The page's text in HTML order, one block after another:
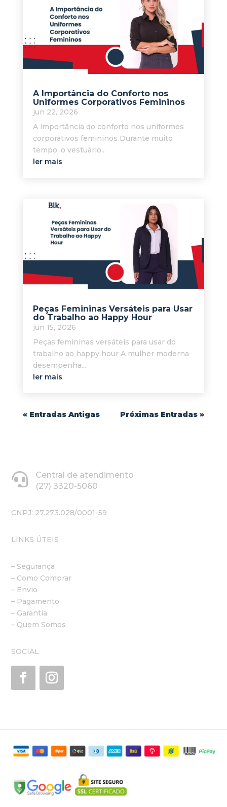
A Importância do Conforto nos
Uniformes Corporativos Femininos
jun 22, 2026
A importância do conforto nos uniformes
corporativos femininos Durante muito
tempo, o vestuário...
ler mais
Peças Femininas Versáteis para Usar
do Trabalho ao Happy Hour
jun 15, 2026
Peças femininas versáteis para usar do
trabalho ao happy hour A mulher moderna
desempenha...
ler mais
« Entradas Antigas Próximas Entradas »
Central de atendimento
(27) 3320-5060
CNPJ: 27.273.028/0001-59
LINKS ÚTEIS
– Segurança
– Como Comprar
– Envio
– Pagamento
– Garantia
– Quem Somos
SOCIAL